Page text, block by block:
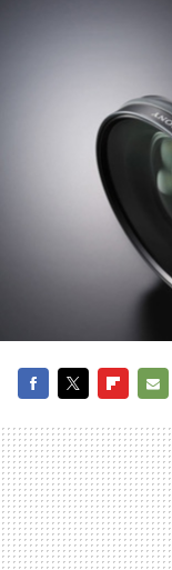
MAIL